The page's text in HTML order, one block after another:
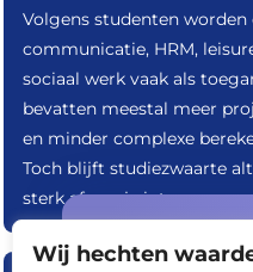
Wij hechten
Volgens studenten
communicatie, HRM,
sociaal werk vaak als
bevatten meestal meer
en minder complexe
Toch blijft studiezwaarte
sterk af van je interesses
Speciale